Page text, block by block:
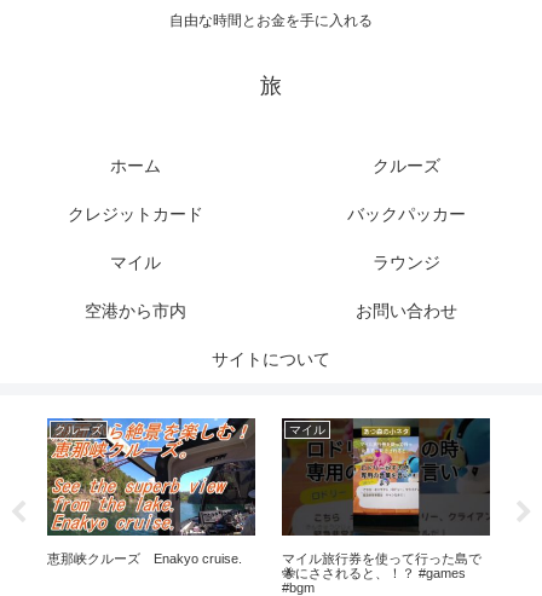
自由な時間とお金を手に入れる
旅
ホーム クルーズ
クレジットカード バックパッカー
マイル ラウンジ
空港から市内 お問い合わせ
サイトについて
クルーズ
恵那峡クルーズ Enakyo cruise.
マイル
マイル旅行券を使って行った島で
🐝にさされると、！？ #games
#bgm